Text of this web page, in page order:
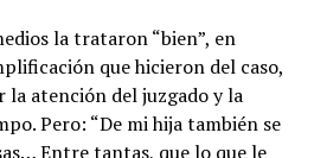
la trataron “bien”, en
que hicieron del caso,
atención del juzgado y la
Pero: “De mi hija también se
Entre tantas, que lo que le